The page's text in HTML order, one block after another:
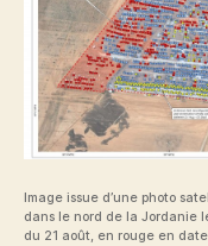
Image issue d’une photo
dans le nord de la Jordanie
du 21 août, en rouge en